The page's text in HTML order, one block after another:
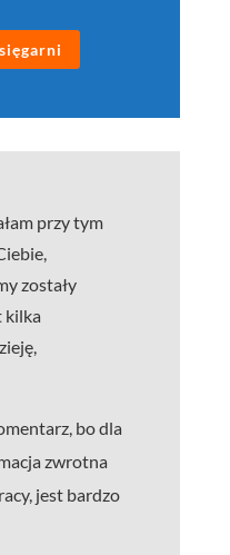
przy tym
zostały
kilka
bo dla
zwrotna
jest bardzo